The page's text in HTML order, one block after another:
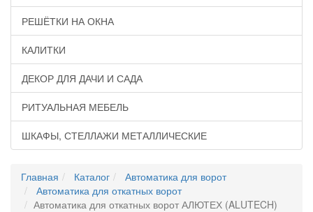
РЕШЁТКИ НА ОКНА
КАЛИТКИ
ДЕКОР ДЛЯ ДАЧИ И САДА
РИТУАЛЬНАЯ МЕБЕЛЬ
ШКАФЫ, СТЕЛЛАЖИ МЕТАЛЛИЧЕСКИЕ
Главная Каталог
Автоматика для ворот
Автоматика для откатных ворот
Автоматика для откатных ворот АЛЮТЕХ (ALUTECH)